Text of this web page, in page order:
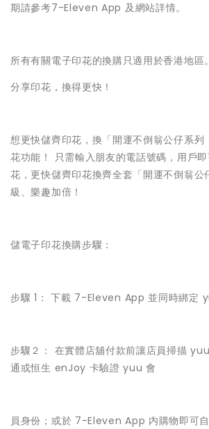
期請參考7-Eleven App 及網站詳情。
所有有關電子印花的換購只適用於香港地區。
分享印花，換得更快！
想更快儲齊印花，換「開運不倒翁公仔系列
花功能！ 只需輸入朋友的電話號碼，用戶
花，更快儲齊印花換齊全套「開運不倒翁公
級、樂趣加倍！
儲電子印花換購步驟：
步驟 1： 下載 7-Eleven App 並同時綁定
步驟２： 在實體店舖付款前讓店員掃描
通或恒生 enJoy 卡驗證 yuu 會
員身份；或於 7-Eleven App 内購物即可